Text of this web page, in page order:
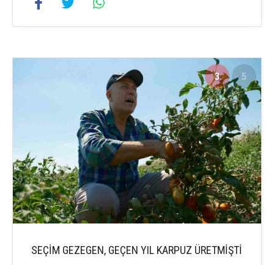
3 5
SEÇİM GEZEGEN, GEÇEN YIL KARPUZ ÜRETMİŞTİ